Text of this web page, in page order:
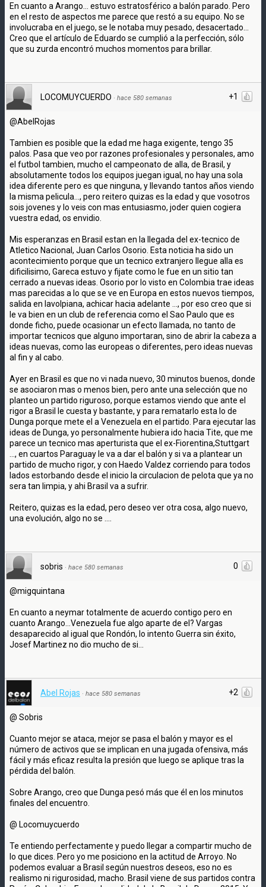
En cuanto a Arango... estuvo estratosférico a balón parado. Pero
en el resto de aspectos me parece que restó a su equipo. No se
involucraba en el juego, se le notaba muy pesado, desacertado...
Creo que el artículo de Eduardo se cumplió a la perfección, sólo
que su zurda encontró muchos momentos para brillar.
+1
LOCOMUYCUERDO · hace 580 semanas
@AbelRojas
Tambien es posible que la edad me haga exigente, tengo 35
palos. Pasa que veo por razones profesionales y personales, amo
el futbol tambien, mucho el campeonato de alla, de Brasil, y
absolutamente todos los equipos juegan igual, no hay una sola
idea diferente pero es que ninguna, y llevando tantos años viendo
la misma pelicula..., pero reitero quizas es la edad y que vosotros
sois jovenes y lo veis con mas entusiasmo, joder quien cogiera
vuestra edad, os envidio.
Mis esperanzas en Brasil estan en la llegada del ex-tecnico de
Atletico Nacional, Juan Carlos Osorio. Esta noticia ha sido un
acontecimiento porque que un tecnico extranjero llegue alla es
dificilisimo, Gareca estuvo y fijate como le fue en un sitio tan
cerrado a nuevas ideas. Osorio por lo visto en Colombia trae ideas
mas parecidas a lo que se ve en Europa en estos nuevos tiempos,
salida en lavolpiana, achicar hacia adelante ..., por eso creo que si
le va bien en un club de referencia como el Sao Paulo que es
donde ficho, puede ocasionar un efecto llamada, no tanto de
importar tecnicos que alguno importaran, sino de abrir la cabeza a
ideas nuevas, como las europeas o diferentes, pero ideas nuevas
al fin y al cabo.
Ayer en Brasil es que no vi nada nuevo, 30 minutos buenos, donde
se asociaron mas o menos bien, pero ante una selección que no
planteo un partido riguroso, porque estamos viendo que ante el
rigor a Brasil le cuesta y bastante, y para rematarlo esta lo de
Dunga porque mete el a Venezuela en el partido. Para ejecutar las
ideas de Dunga, yo personalmente hubiera ido hacia Tite, que me
parece un tecnico mas aperturista que el ex-Fiorentina,Stuttgart
..., en cuartos Paraguay le va a dar el balón y si va a plantear un
partido de mucho rigor, y con Haedo Valdez corriendo para todos
lados estorbando desde el inicio la circulacion de pelota que ya no
sera tan limpia, y ahi Brasil va a sufrir.
Reitero, quizas es la edad, pero deseo ver otra cosa, algo nuevo,
una evolución, algo no se ....
0
sobris · hace 580 semanas
@migquintana
En cuanto a neymar totalmente de acuerdo contigo pero en
cuanto Arango...Venezuela fue algo aparte de el? Vargas
desaparecido al igual que Rondón, lo intento Guerra sin éxito,
Josef Martinez no dio mucho de si...
+2
Abel Rojas · hace 580 semanas
@ Sobris
Cuanto mejor se ataca, mejor se pasa el balón y mayor es el
número de activos que se implican en una jugada ofensiva, más
fácil y más eficaz resulta la presión que luego se aplique tras la
pérdida del balón.
Sobre Arango, creo que Dunga pesó más que él en los minutos
finales del encuentro.
@ Locomuycuerdo
Te entiendo perfectamente y puedo llegar a compartir mucho de
lo que dices. Pero yo me posiciono en la actitud de Arroyo. No
podemos evaluar a Brasil según nuestros deseos, eso no es
realismo ni rigurosidad, macho. Brasil viene de sus partidos contra